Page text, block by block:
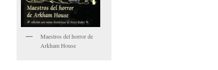
Maestros del horror de
Arkham House